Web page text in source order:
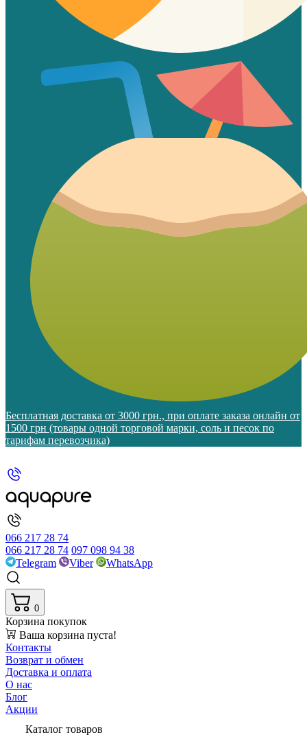
Бесплатная доставка от 3000 грн., при оплате заказа онлайн от
1500 грн (товары одной торговой марки, соль и песок по
тарифам перевозчика)
066 217 28 74
066 217 28 74 097 098 94 38
Telegram
Viber WhatsApp
0
Корзина покупок
Ваша корзина пуста!
Контакты
Возврат и обмен
Доставка и оплата
О нас
Блог
Акции
Каталог товаров